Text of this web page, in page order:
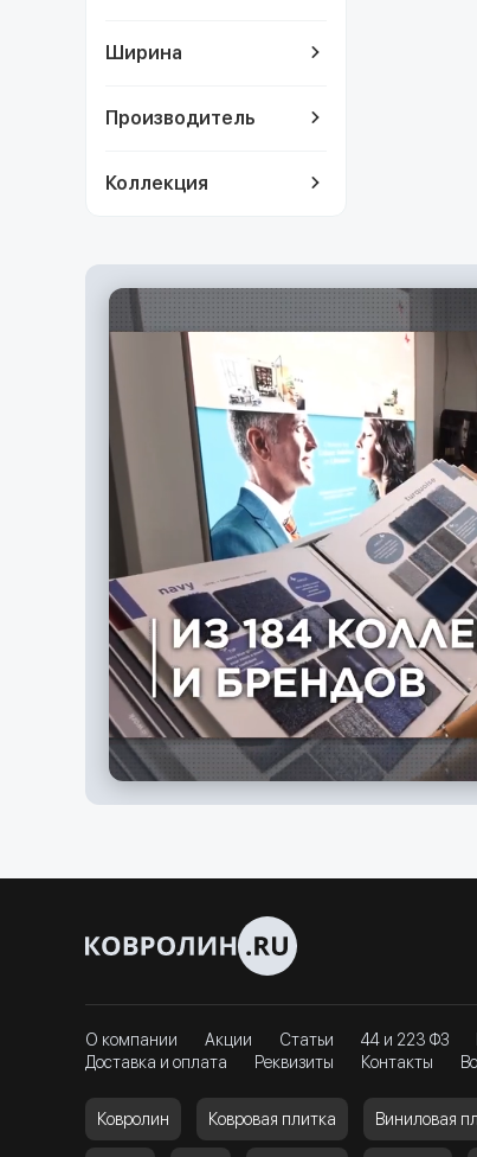
Ширина
Производитель
Коллекция
О компании Акции Статьи 44 и 223 ФЗ
Доставка и оплата
Реквизиты Контакты
Ковролин Ковровая плитка Виниловая